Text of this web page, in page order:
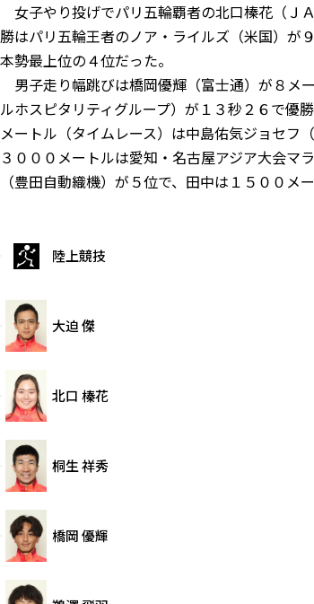
女子やり投げでパリ五輪覇者の北口榛花（Ｊ
勝はパリ五輪王者のノア・ライルズ（米国）が
本勢最上位の４位だった。
男子走り幅跳びは橋岡優輝（富士通）が８メ
ルホスピタリティグループ）が１３秒２６で優
メートル（タイムレース）は中島佑気ジョセフ
３０００メートルは愛知・名古屋アジア大会マ
（豊田自動織機）が５位で、田中は１５００メ
陸上競技
大迫 傑
北口 榛花
桐生 祥秀
橋岡 優輝